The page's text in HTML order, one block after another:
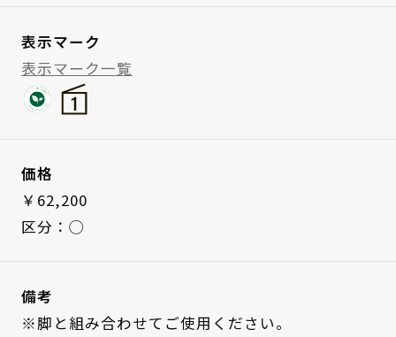
表示マーク
表示マーク一覧
価格
￥62,200
区分：◯
備考
※脚と組み合わせてご使用ください。